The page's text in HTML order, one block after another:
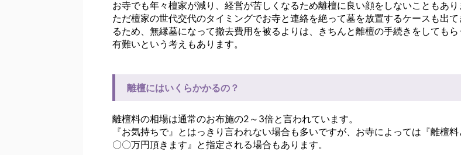
お寺でも年々檀家が減り、経営が苦しくなるため離檀に良い顔をしないこともあり
ただ檀家の世代交代のタイミングでお寺と連絡を絶って墓を放置するケースも出て
るため、無縁墓になって撤去費用を被るよりは、きちんと離檀の手続きをしても
有難いという考えもあります。
離檀にはいくらかかるの？
離檀料の相場は通常のお布施の2～3倍と言われています。
『お気持ちで』とはっきり言われない場合も多いですが、お寺によっては『離檀料
〇〇万円頂きます』と指定される場合もあります。